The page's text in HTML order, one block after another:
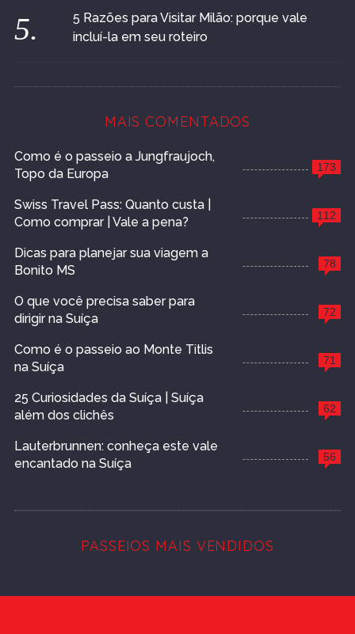
5 Razões para Visitar Milão: porque vale
incluí-la em seu roteiro
MAIS COMENTADOS
173
Como é o passeio a Jungfraujoch,
Topo da Europa
112
Swiss Travel Pass: Quanto custa |
Como comprar | Vale a pena?
78
Dicas para planejar sua viagem a
Bonito MS
72
O que você precisa saber para
dirigir na Suíça
71
Como é o passeio ao Monte Titlis
na Suíça
62
25 Curiosidades da Suíça | Suíça
além dos clichês
56
Lauterbrunnen: conheça este vale
encantado na Suíça
PASSEIOS MAIS VENDIDOS